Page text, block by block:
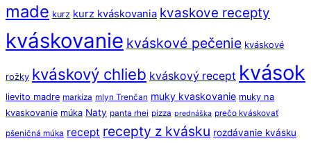
made kurz kurz kváskovania kvaskove recepty
kváskovanie kváskové pečenie kváskové
rožky kváskový chlieb kváskový recept kvások
lievito madre markíza mlyn Trenčan muky kvaskovanie muky na
kvaskovanie múka Naty panta rhei pizza prednáška prečo kváskovať
pšeničná múka recept recepty z kvásku rozdávanie kvásku